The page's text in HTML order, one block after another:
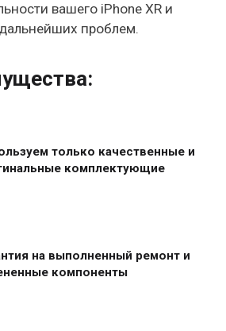
вашего iPhone XR и
дальнейших проблем.
только качественные и
комплектующие
на выполненный ремонт и
компоненты